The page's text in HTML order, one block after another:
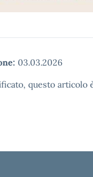
03.03.2026
questo